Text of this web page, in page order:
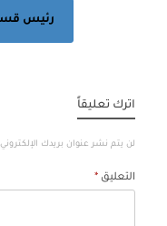
رئيس
اترك تعليقاً
لن يتم نشر عنوان بريدك
التعليق *